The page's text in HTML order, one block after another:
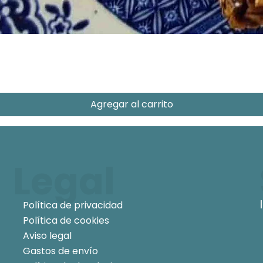
Agregar al carrito
Política de privacidad
Política de cookies
Aviso legal
Gastos de envío